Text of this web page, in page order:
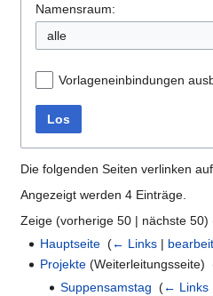
Namensraum:
alle
Vorlageneinbindungen
Los
Die folgenden Seiten verlinken auf
Angezeigt werden 4 Einträge.
Zeige (vorherige 50 | nächste 50)
Hauptseite ‎(← Links |
Projekte (Weiterleitungsseite) ‎
Suppensamstag (← Links